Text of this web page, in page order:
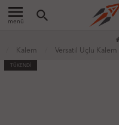
menu
menü search
Kalem
Versatil Uçlu Kalem
TÜKENDİ